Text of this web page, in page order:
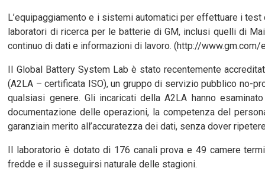
L’equipaggiamento e i sistemi automatici per effettuare i
laboratori di ricerca per le batterie di GM, inclusi quelli di
continuo di dati e informazioni di lavoro. (http://
Il Global Battery System Lab è stato recentemente
(A2LA – certificata ISO), un gruppo di servizio pubblico no-
qualsiasi genere. Gli incaricati della A2LA hanno
documentazione delle operazioni, la competenza del
garanziain merito all’accuratezza dei dati, senza dover
Il laboratorio è dotato di 176 canali prova e 49 camere
fredde e il susseguirsi naturale delle stagioni.